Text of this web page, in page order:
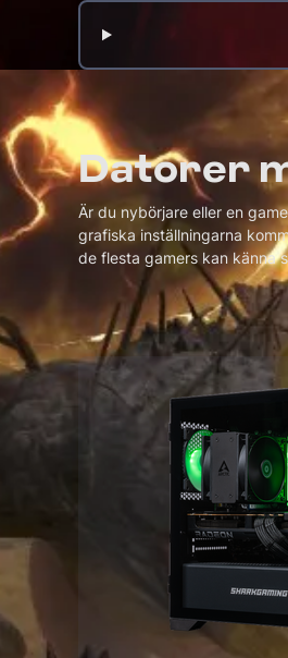
Datorer
Är du nybörjare eller en
grafiska inställningarna
de flesta gamers kan känna